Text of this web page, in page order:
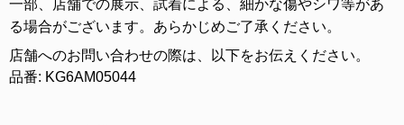
一部、店舗での展示、試着による、細かな傷やシワ等があ
る場合がございます。あらかじめご了承ください。
店舗へのお問い合わせの際は、以下をお伝えください。
品番: KG6AM05044